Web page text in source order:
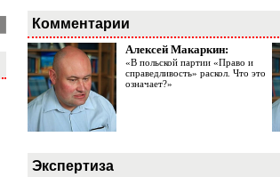
Комментарии
Алексей Макаркин:
«В польской партии «Право и
справедливость» раскол. Что это
означает?»
Экспертиза